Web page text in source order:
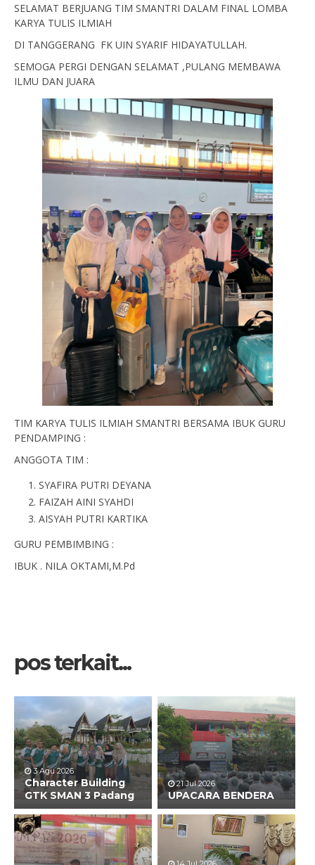
SELAMAT BERJUANG TIM SMANTRI DALAM FINAL LOMBA
KARYA TULIS ILMIAH
DI TANGGERANG FK UIN SYARIF HIDAYATULLAH.
SEMOGA PERGI DENGAN SELAMAT ,PULANG MEMBAWA
ILMU DAN JUARA
TIM KARYA TULIS ILMIAH SMANTRI BERSAMA IBUK GURU
PENDAMPING :
ANGGOTA TIM :
SYAFIRA PUTRI DEYANA
FAIZAH AINI SYAHDI
AISYAH PUTRI KARTIKA
GURU PEMBIMBING :
IBUK . NILA OKTAMI,M.Pd
pos terkait...
3 Agu 2026
Character Building
GTK SMAN 3 Padang
21 Jul 2026
UPACARA BENDERA